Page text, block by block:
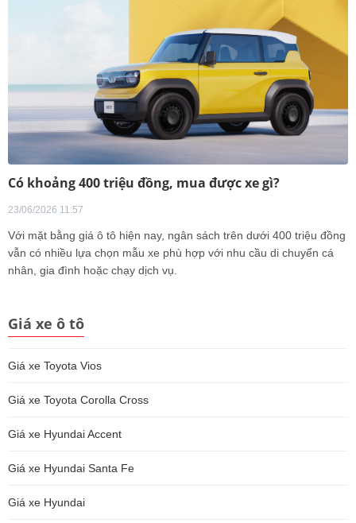
Có khoảng 400 triệu đồng, mua được xe gì?
23/06/2026 11:57
Với mặt bằng giá ô tô hiện nay, ngân sách trên dưới 400 triệu đồng
vẫn có nhiều lựa chọn mẫu xe phù hợp với nhu cầu di chuyển cá
nhân, gia đình hoặc chạy dịch vụ.
Giá xe ô tô
Giá xe Toyota Vios
Giá xe Toyota Corolla Cross
Giá xe Hyundai Accent
Giá xe Hyundai Santa Fe
Giá xe Hyundai